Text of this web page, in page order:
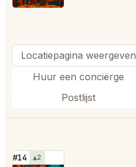
Locatiepagina weergeven
Huur een conciërge
Postlijst
#14 ▲2